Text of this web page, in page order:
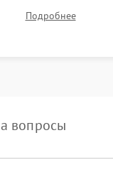
отсутствия
стуков и протечек под
Подробнее
вопросы